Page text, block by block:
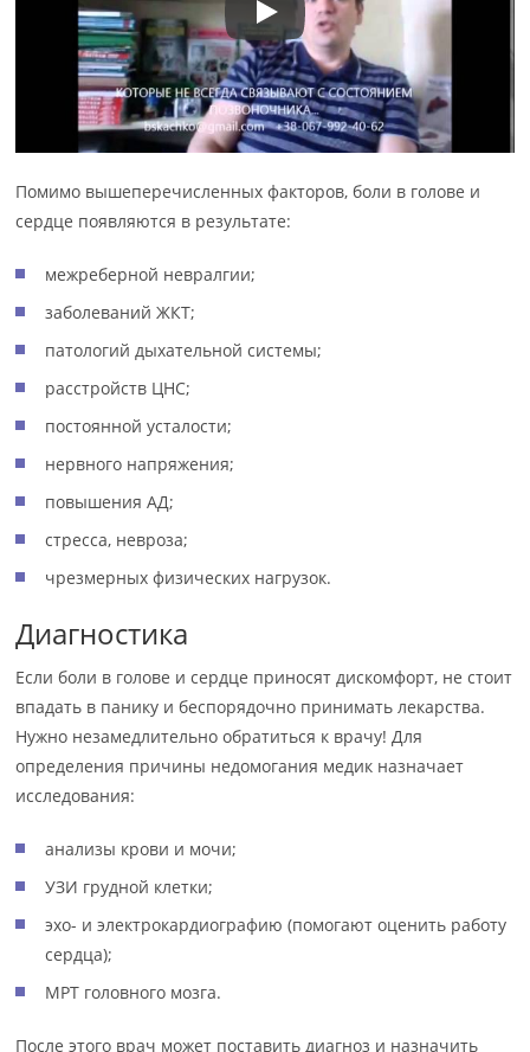
Помимо вышеперечисленных факторов, боли в голове и
сердце появляются в результате:
межреберной невралгии;
заболеваний ЖКТ;
патологий дыхательной системы;
расстройств ЦНС;
постоянной усталости;
нервного напряжения;
повышения АД;
стресса, невроза;
чрезмерных физических нагрузок.
Диагностика
Если боли в голове и сердце приносят дискомфорт, не стоит
впадать в панику и беспорядочно принимать лекарства.
Нужно незамедлительно обратиться к врачу! Для
определения причины недомогания медик назначает
исследования:
анализы крови и мочи;
УЗИ грудной клетки;
эхо- и электрокардиографию (помогают оценить работу
сердца);
МРТ головного мозга.
После этого врач может поставить диагноз и назначить